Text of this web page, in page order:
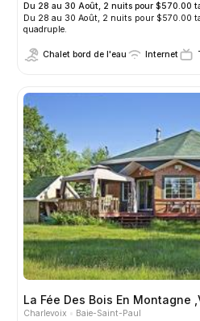
Du 28 au 30 Août, 2 nuits pour $570.00
Du 28 au 30 Août, 2 nuits pour $570.00
quadruple.
Chalet bord de l'eau Internet
La Fée Des Bois En Montagne
Charlevoix
Baie-Saint-Paul